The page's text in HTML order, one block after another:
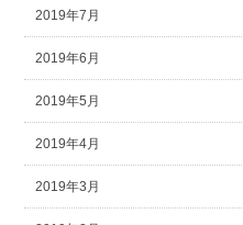
2019年7月
2019年6月
2019年5月
2019年4月
2019年3月